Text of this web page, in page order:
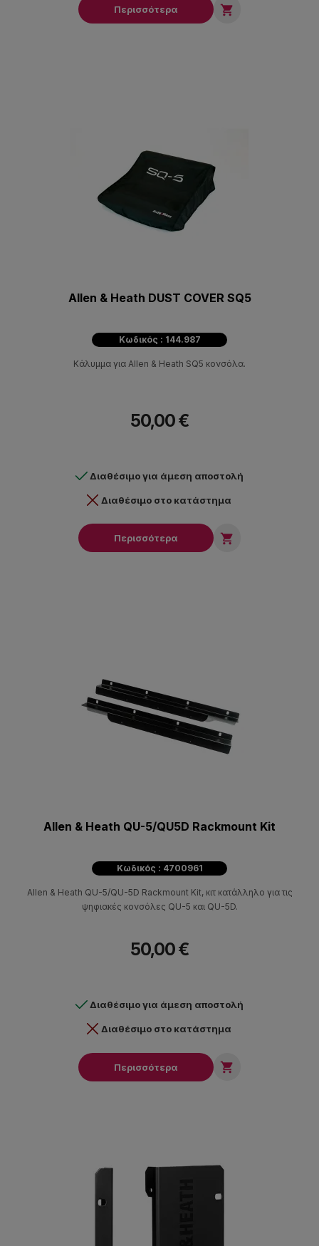
Περισσότερα 
Allen & Heath DUST COVER SQ5
Κωδικός : 144.987
Κάλυμμα για Allen & Heath SQ5 κονσόλα.
50,00 €
Διαθέσιμο για άμεση αποστολή
Διαθέσιμο στο κατάστημα
Περισσότερα 
Allen & Heath QU-5/QU5D Rackmount Kit
Κωδικός : 4700961
Allen & Heath QU-5/QU-5D Rackmount Kit, κιτ κατάλληλο για τις
ψηφιακές κονσόλες QU-5 και QU-5D.
50,00 €
Διαθέσιμο για άμεση αποστολή
Διαθέσιμο στο κατάστημα
Περισσότερα 